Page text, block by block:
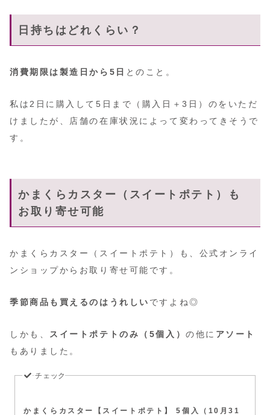
日持ちはどれくらい？
消費期限は製造日から5日 とのこと。
私は2日に購入して5日まで（購入日＋3日）のをいただ
けましたが、店舗の在庫状況によって変わってきそうで
す。
かまくらカスター（スイートポテト）も
お取り寄せ可能
かまくらカスター（スイートポテト）も、公式オンライ
ンショップからお取り寄せ可能です。
季節商品も買えるのはうれしい ですよね◎
しかも、 スイートポテトのみ（5個入）の他に アソート
もありました。
かまくらカスター【スイートポテト】 5個入（10月31